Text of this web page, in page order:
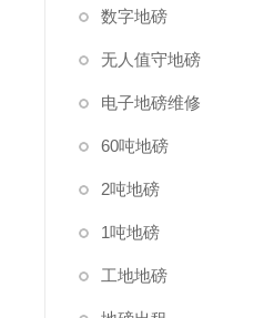
数字地磅
无人值守地磅
电子地磅维修
60吨地磅
2吨地磅
1吨地磅
工地地磅